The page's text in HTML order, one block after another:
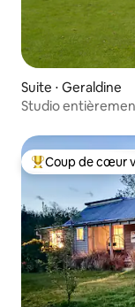
Suite ⋅ Geraldine
Studio
Coups de cœur
Coup de cœur